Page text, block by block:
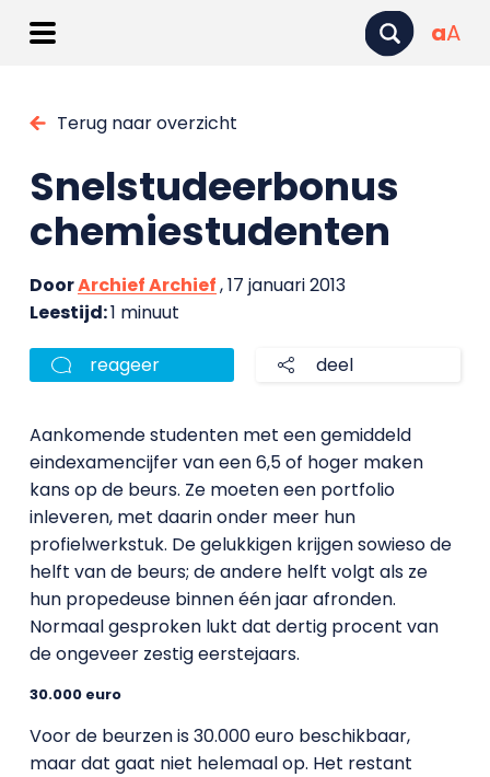
aA
Terug naar overzicht
Snelstudeerbonus
chemiestudenten
DoorArchief Archief, 17 januari 2013
Leestijd:1 minuut
reageer deel
Aankomende studenten met een gemiddeld
eindexamencijfer van een 6,5 of hoger maken
kans op de beurs. Ze moeten een portfolio
inleveren, met daarin onder meer hun
profielwerkstuk. De gelukkigen krijgen sowieso de
helft van de beurs; de andere helft volgt als ze
hun propedeuse binnen één jaar afronden.
Normaal gesproken lukt dat dertig procent van
de ongeveer zestig eerstejaars.
30.000 euro
Voor de beurzen is 30.000 euro beschikbaar,
maar dat gaat niet helemaal op. Het restant